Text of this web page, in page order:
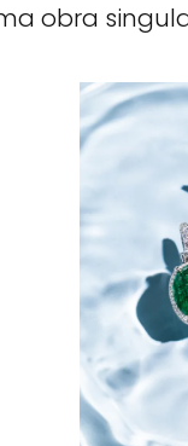
obra